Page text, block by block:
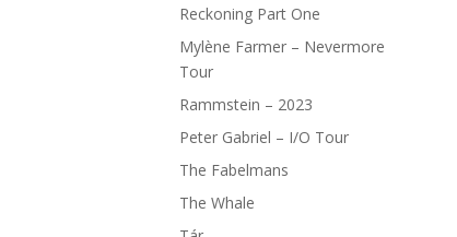
Reckoning Part One
Mylène Farmer – Nevermore
Tour
Rammstein – 2023
Peter Gabriel – I/O Tour
The Fabelmans
The Whale